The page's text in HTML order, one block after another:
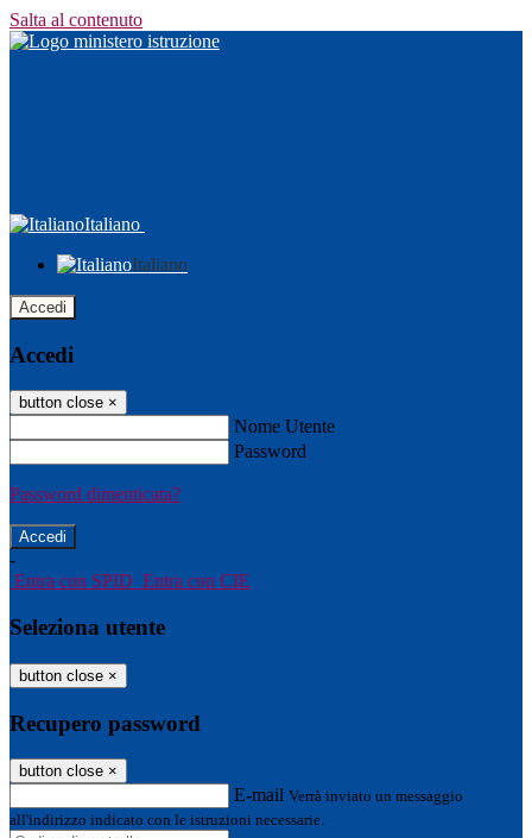
Salta al contenuto
Italiano
Italiano
Accedi
Accedi
button close ×
Nome Utente
Password
Password dimenticata?
-
Entra con SPID Entra con CIE
Seleziona utente
button close ×
Recupero password
button close ×
E-mail Verrà inviato un messaggio
all'indirizzo indicato con le istruzioni necessarie.